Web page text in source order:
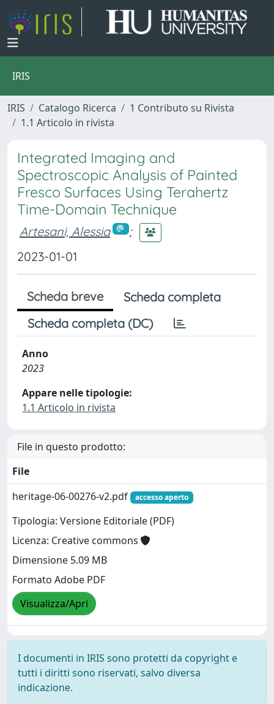
IRIS
IRIS Catalogo Ricerca
1 Contributo su Rivista
1.1 Articolo in rivista
Integrated Imaging and
Spectroscopic Analysis of Painted
Fresco Surfaces Using Terahertz
Time-Domain Technique
Artesani, Alessia
;
2023-01-01
Scheda breve
Scheda completa
Scheda completa (DC)
Anno
2023
Appare nelle tipologie:
1.1 Articolo in rivista
File in questo prodotto:
File
heritage-06-00276-v2.pdf
accesso aperto
Tipologia: Versione Editoriale (PDF)
Licenza: Creative commons
Dimensione 5.09 MB
Formato Adobe PDF
Visualizza/Apri
I documenti in IRIS sono protetti da copyright e
tutti i diritti sono riservati, salvo diversa
indicazione.